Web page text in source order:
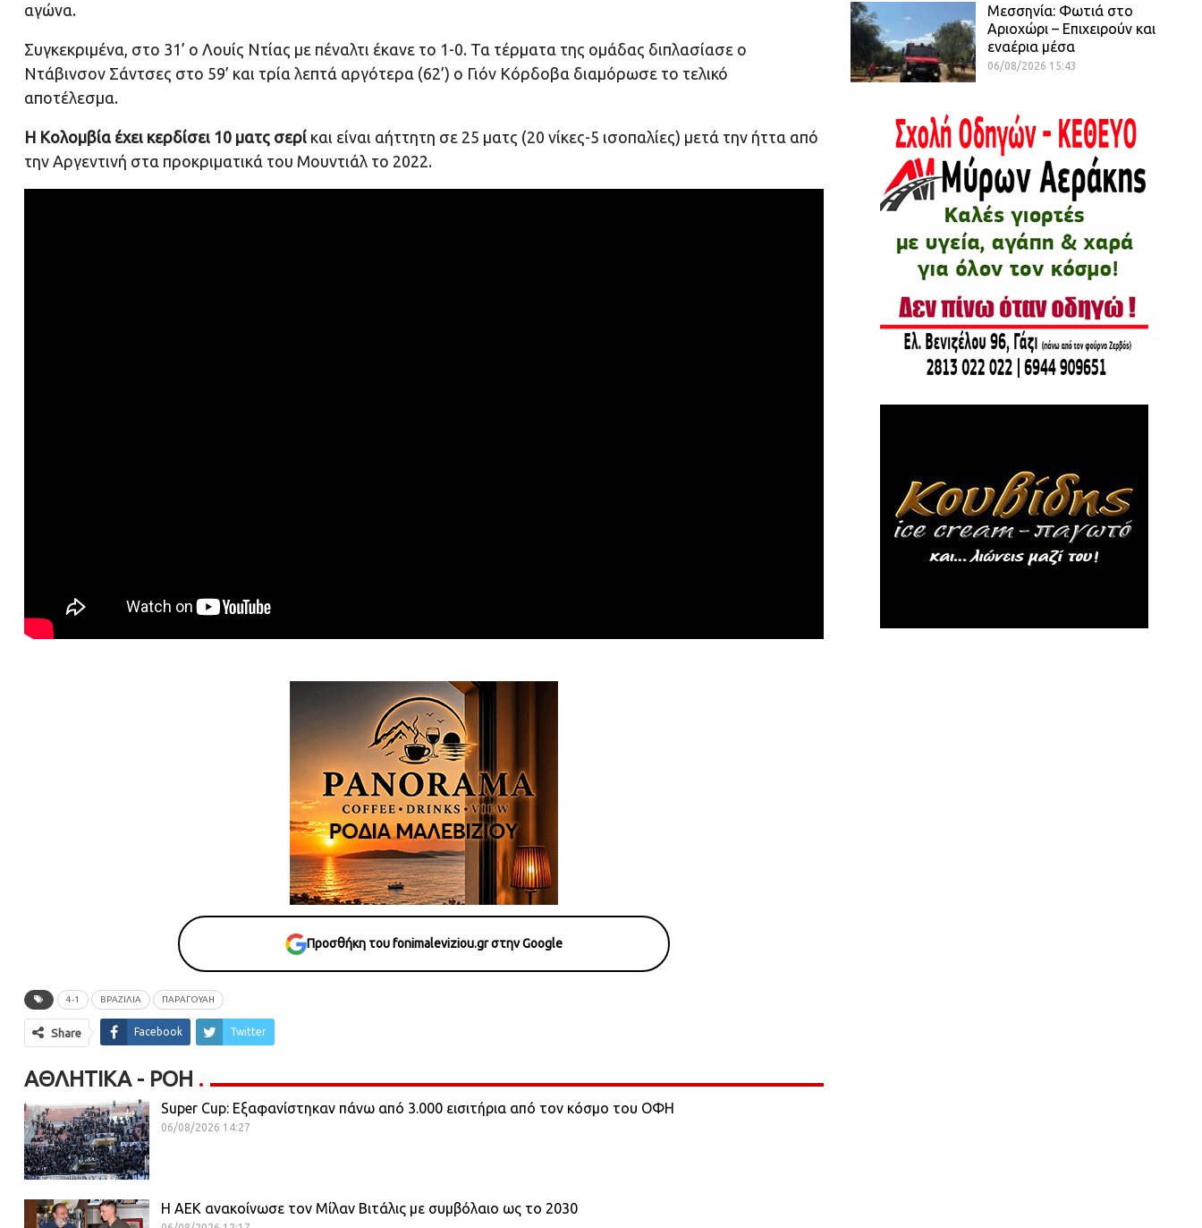
αγώνα.
Συγκεκριμένα, στο 31’ ο Λουίς Ντίας με πέναλτι έκανε το 1-0. Τα τέρματα της ομάδας διπλασίασε ο
Ντάβινσον Σάντσες στο 59’ και τρία λεπτά αργότερα (62’) ο Γιόν Κόρδοβα διαμόρωσε το τελικό
αποτέλεσμα.
Η Κολομβία έχει κερδίσει 10 ματς σερί και είναι αήττητη σε 25 ματς (20 νίκες-5 ισοπαλίες) μετά την ήττα από
την Αργεντινή στα προκριματικά του Μουντιάλ το 2022.
Προσθήκη του fonimaleviziou.gr στην Google
4-1 ΒΡΑΖΙΛΙΑ ΠΑΡΑΓΟΥΆΗ
Share Facebook Twitter
ΑΘΛΗΤΙΚΆ - ΡΟΗ
Super Cup: Εξαφανίστηκαν πάνω από 3.000 εισιτήρια από τον κόσμο του ΟΦΗ
06/08/2026 14:27
H ΑΕΚ ανακοίνωσε τον Μίλαν Βιτάλις με συμβόλαιο ως το 2030
Μεσσηνία: Φωτιά στο
Αριοχώρι – Επιχειρούν και
εναέρια μέσα
06/08/2026 15:43